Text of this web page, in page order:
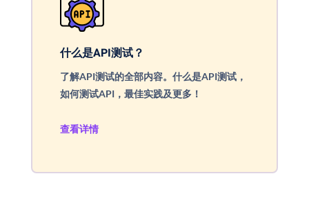
什么是API测试？
了解API测试的全部内容。什么是API测试，
如何测试API，最佳实践及更多！
查看详情